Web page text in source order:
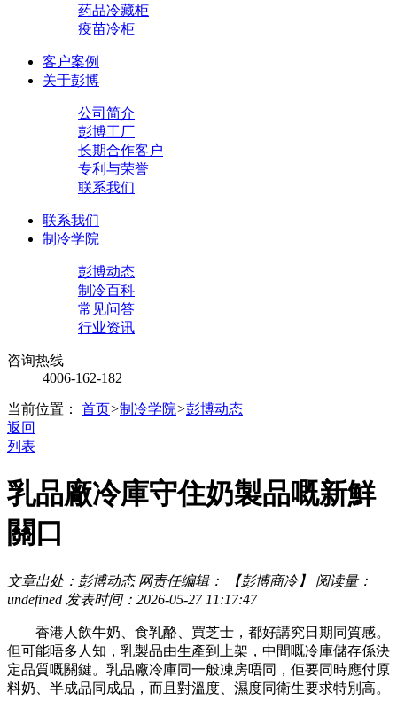
药品冷藏柜
疫苗冷柜
客户案例
关于彭博
公司简介
彭博工厂
长期合作客户
专利与荣誉
联系我们
联系我们
制冷学院
彭博动态
制冷百科
常见问答
行业资讯
咨询热线
4006-162-182
当前位置： 首页>制冷学院>彭博动态
返回
列表
乳品廠冷庫守住奶製品嘅新鮮
關口
文章出处：彭博动态 网责任编辑： 【彭博商冷】 阅读量：
undefined 发表时间：2026-05-27 11:17:47
香港人飲牛奶、食乳酪、買芝士，都好講究日期同質感。
但可能唔多人知，乳製品由生產到上架，中間嘅冷庫儲存係決
定品質嘅關鍵。乳品廠冷庫同一般凍房唔同，佢要同時應付原
料奶、半成品同成品，而且對溫度、濕度同衛生要求特別高。